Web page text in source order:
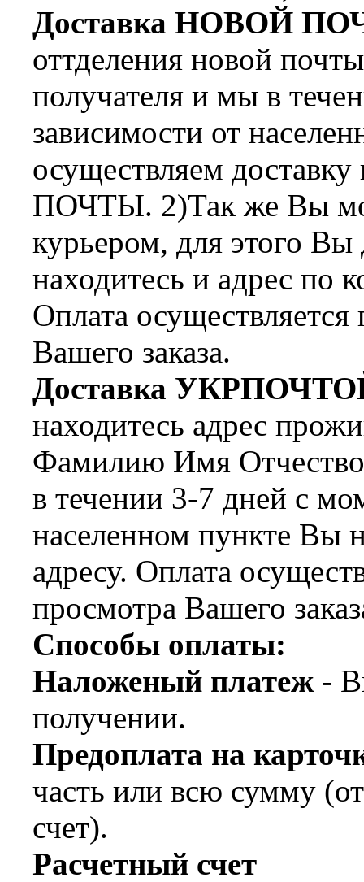
Доставка НОВОЙ
оттделения новой
получателя и мы в
зависимости от
осуществляем
ПОЧТЫ. 2)Так же Вы
курьером, для этого
находитесь и адрес по
Оплата
Вашего заказа.
Доставка
находитесь адрес
Фамилию Имя Отчество
в течении 3-7 дней с
населенном пункте Вы
адресу. Оплата
просмотра Вашего
Способы оплаты:
Наложеный платеж -
получении.
Предоплата на
часть или всю сумму
счет).
Расчетный счет